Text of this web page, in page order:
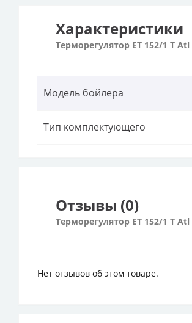
Характеристики
Терморегулятор ET 152/1 T Atl
Модель бойлера
Тип комплектующего
Отзывы (0)
Терморегулятор ET 152/1 T Atl
Нет отзывов об этом товаре.